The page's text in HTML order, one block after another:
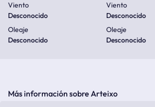
Viento
Desconocido
Oleaje
Desconocido
Viento
Desconocido
Oleaje
Desconocido
Más información sobre Arteixo